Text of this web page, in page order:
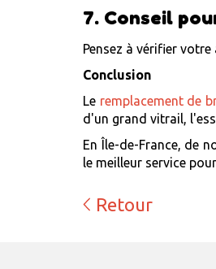
7. Conseil
Pensez à vérifier
Conclusion
Le remplacement de
d'un grand vitrail,
En Île-de-France, de
le meilleur service
Retour